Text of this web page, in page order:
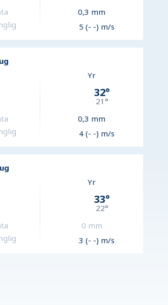
0,3 mm
5 (- -) m/s
Yr
32°
21 °
0,3 mm
4 (- -) m/s
Yr
33°
22°
0 mm
3 (- -) m/s